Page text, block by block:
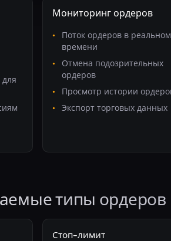
Мониторинг ордеров
Поток ордеров в реальном
времени
Отмена подозрительных
ордеров
Просмотр истории
Экспорт торговых данных
типы ордеров
Стоп-лимит